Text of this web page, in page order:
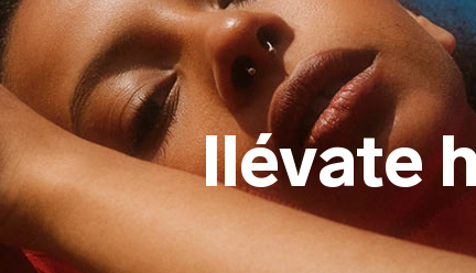
llévate